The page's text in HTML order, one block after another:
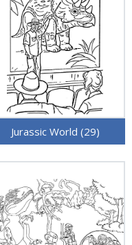
Jurassic World (29)